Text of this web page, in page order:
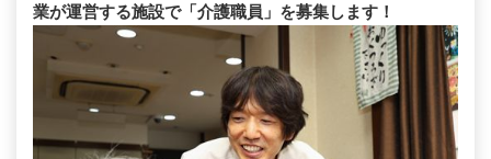
業が運営する施設で「介護職員」を募集します！